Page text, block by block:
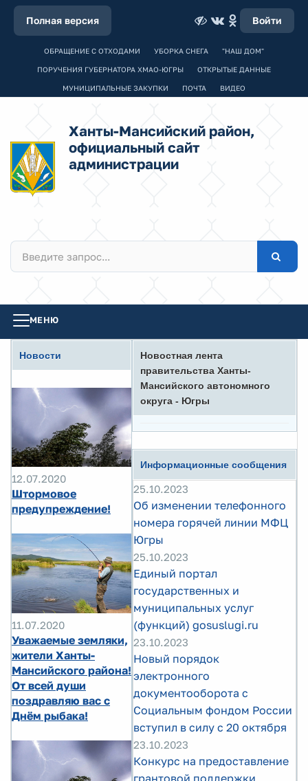
Полная версия Войти
ОБРАЩЕНИЕ С ОТХОДАМИ УБОРКА СНЕГА "НАШ ДОМ"
ПОРУЧЕНИЯ ГУБЕРНАТОРА ХМАО-ЮГРЫ ОТКРЫТЫЕ ДАННЫЕ
МУНИЦИПАЛЬНЫЕ ЗАКУПКИ ПОЧТА ВИДЕО
Ханты-Мансийский район,
официальный сайт
администрации
МЕНЮ
Новости
12.07.2020
Штормовое
предупреждение!
11.07.2020
Уважаемые земляки,
жители Ханты-
Мансийского района!
От всей души
поздравляю вас с
Днём рыбака!
Новостная лента
правительства Ханты-
Мансийского автономного
округа - Югры
Информационные сообщения
25.10.2023
Об изменении телефонного
номера горячей линии МФЦ
Югры
25.10.2023
Единый портал
государственных и
муниципальных услуг
(функций) gosuslugi.ru
23.10.2023
Новый порядок
электронного
документооборота с
Социальным фондом России
вступил в силу с 20 октября
23.10.2023
Конкурс на предоставление
грантовой поддержки